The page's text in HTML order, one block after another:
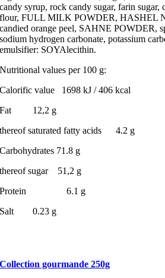
candy syrup, rock candy sugar, farin sugar,
flour, FULL MILK POWDER, HASHEL
candied orange peel, SAHNE POWDER,
sodium hydrogen carbonate, potassium
emulsifier: SOYAlecithin.
Nutritional values per 100 g:
Calorific value 1698 kJ / 406 kcal
Fat 12,2 g
thereof saturated fatty acids 4.2 g
Carbohydrates 71.8 g
thereof sugar 51,2 g
Protein 6.1 g
Salt 0.23 g
Collection gourmande 250g